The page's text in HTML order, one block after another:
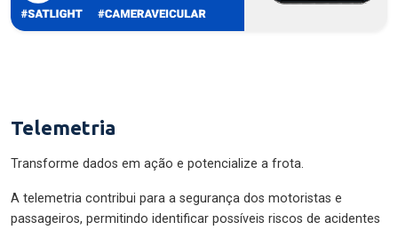
Telemetria
Transforme dados em ação e potencialize a frota.
A telemetria contribui para a segurança dos motoristas e
passageiros, permitindo identificar possíveis riscos de acidentes